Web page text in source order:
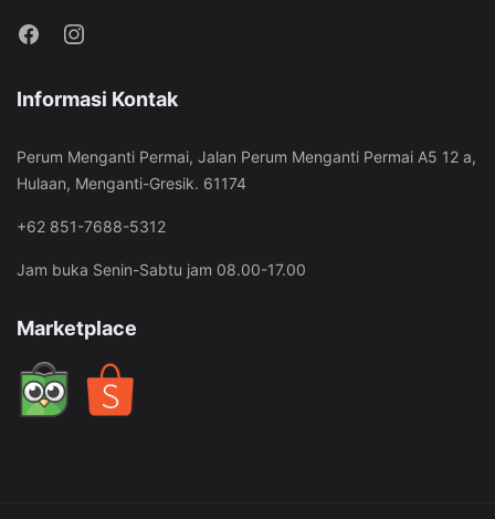
Informasi Kontak
Perum Menganti Permai, Jalan Perum Menganti Permai A5 12 a,
Hulaan, Menganti-Gresik. 61174
+62 851-7688-5312
Jam buka Senin-Sabtu jam 08.00-17.00
Marketplace